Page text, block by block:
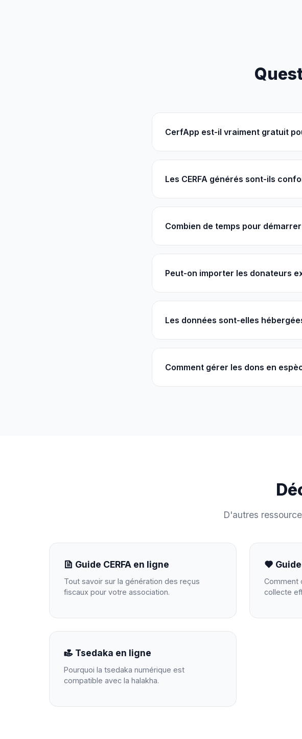
CerfApp est-il vraiment gratuit
Les CERFA générés sont-ils
Combien de temps pour
Peut-on importer les donateurs
Les données sont-elles
Comment gérer les dons en
D'autres
Guide CERFA en ligne
Tout savoir sur la génération des reçus
fiscaux pour votre association.
Comment
collecte
Tsedaka en ligne
Pourquoi la tsedaka numérique est
compatible avec la halakha.